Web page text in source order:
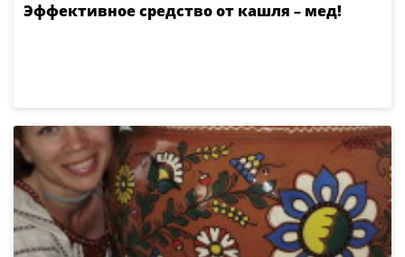
Эффективное средство от кашля – мед!